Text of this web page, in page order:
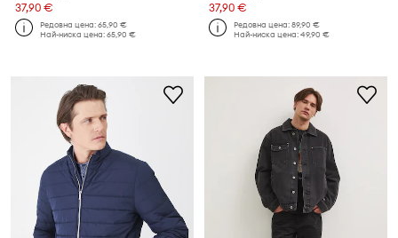
37,90 €
Редовна цена:65,90 €
Най-ниска цена:65,90 €
37,90 €
Редовна цена:89,90 €
Най-ниска цена:49,90 €